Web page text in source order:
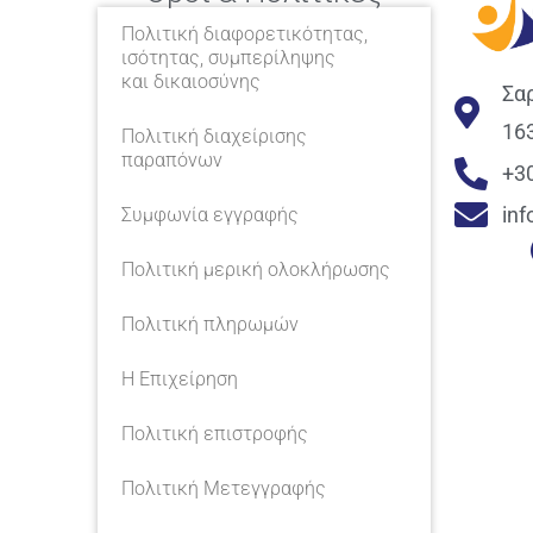
Πολιτική διαφορετικότητας,
ισότητας, συμπερίληψης
και δικαιοσύνης
Πολιτική διαχείρισης
παραπόνων
Συμφωνία εγγραφής
Πολιτική μερική ολοκλήρωσης
Πολιτική πληρωμών
Η Επιχείρηση
Πολιτική επιστροφής
Πολιτική Μετεγγραφής